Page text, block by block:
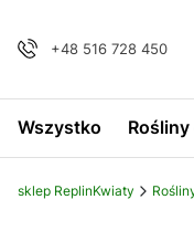
+48 516 728 450
Wszystko
sklep ReplinKwiaty